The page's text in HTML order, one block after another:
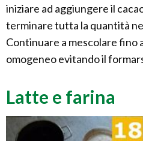
iniziare ad aggiungere il
terminare tutta la quantità
Continuare a mescolare fino
omogeneo evitando il
Latte e farina